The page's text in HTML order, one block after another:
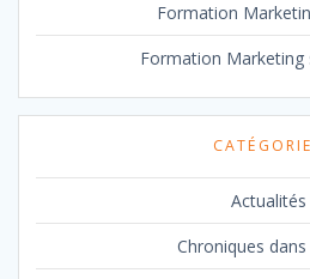
Formation
Formation Marketing
Actualités
Chroniques dans